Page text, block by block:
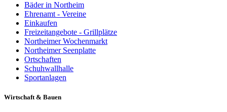
Bäder in Northeim
Ehrenamt - Vereine
Einkaufen
Freizeitangebote - Grillplätze
Northeimer Wochenmarkt
Northeimer Seenplatte
Ortschaften
Schuhwallhalle
Sportanlagen
Wirtschaft & Bauen